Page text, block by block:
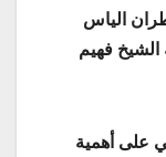
الياس
فهيم
على أهمية